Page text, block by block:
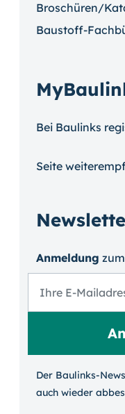
Broschüren/
Baustoff-
Bei Baulinks
Seite
Anmeldung
Der Baulinks-
auch wieder